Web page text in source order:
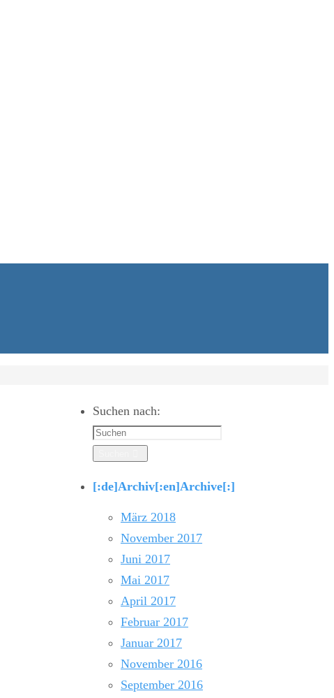
Suchen nach:
[:de]Archiv[:en]Archive[:]
März 2018
November 2017
Juni 2017
Mai 2017
April 2017
Februar 2017
Januar 2017
November 2016
September 2016